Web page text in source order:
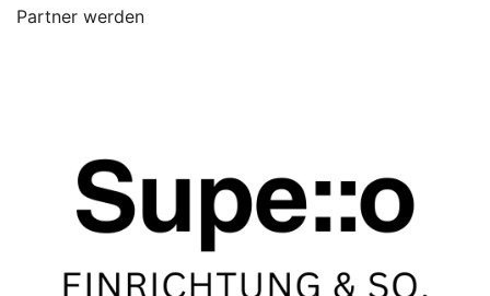
Partner werden